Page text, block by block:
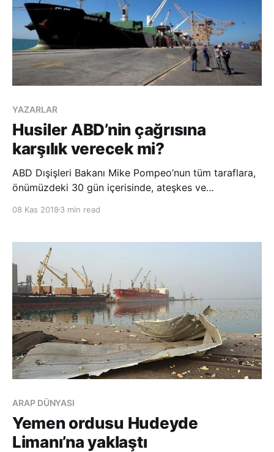
YAZARLAR
Husiler ABD’nin çağrısına
karşılık verecek mi?
ABD Dışişleri Bakanı Mike Pompeo’nun tüm taraflara,
önümüzdeki 30 gün içerisinde, ateşkes ve
krizinde siyasi çözüm sürecinin içine girdiği donukluk
BM Yemen Özel Temsilcisi Martin Griffiths de b
08 Kas 2018 3 min read
ARAP DÜNYASI
Yemen ordusu Hudeyde
Limanı’na yaklaştı